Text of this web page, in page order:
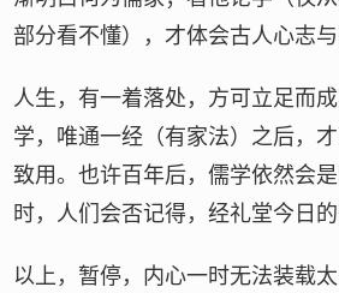
部分看不懂），才体会古人心志与
人生，有一着落处，方可立足而
学，唯通一经（有家法）之后，
致用。也许百年后，儒学依然会
时，人们会否记得，经礼堂今日的
以上，暂停，内心一时无法装载太